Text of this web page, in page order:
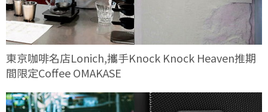
東京咖啡名店Lonich,攜手Knock Knock Heaven推期
間限定Coffee OMAKASE